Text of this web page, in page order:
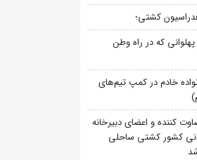
کشتی؛
که در راه وطن
خادم در کمپ تیم‌های
کننده و اعضای دبیرخانه
کشور کشتی ساحلی